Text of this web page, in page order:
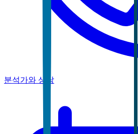
분석가와 상담